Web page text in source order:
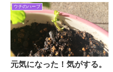
校で運動会が行われていました今
回はタイムについて調べたことを
まとめてみます☘ 【タイム】 シ
ソ科(常緑小低木) 地中...
ウチのハーブ
元気になった！気がする。